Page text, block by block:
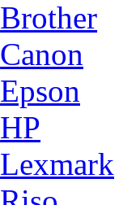
Brother
Canon
Epson
HP
Lexmark